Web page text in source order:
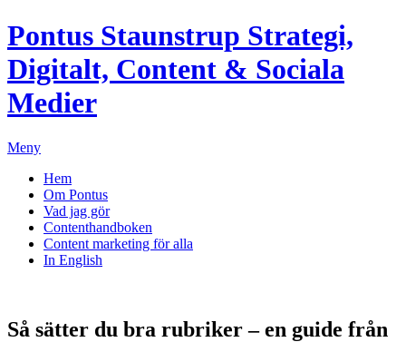
Pontus Staunstrup Strategi,
Digitalt, Content & Sociala
Medier
Meny
Hem
Om Pontus
Vad jag gör
Contenthandboken
Content marketing för alla
In English
Så sätter du bra rubriker – en guide från